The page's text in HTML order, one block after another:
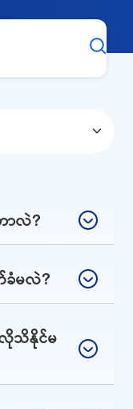
ာလဲ?
မလဲ?
လိုသိနိုင်မ